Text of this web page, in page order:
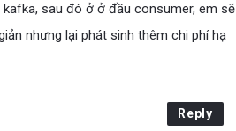
sau đó ở ở đầu consumer, em sẽ
nhưng lại phát sinh thêm chi phí hạ
Reply